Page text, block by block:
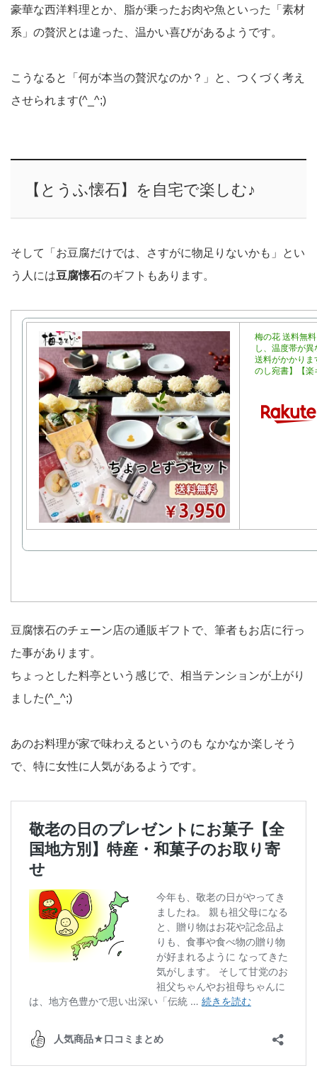
豪華な西洋料理とか、脂が乗ったお肉や魚といった「素材
系」の贅沢とは違った、温かい喜びがあるようです。
こうなると「何が本当の贅沢なのか？」と、つくづく考え
させられます(^_^;)
【とうふ懐石】を自宅で楽しむ♪
そして「お豆腐だけでは、さすがに物足りないかも」とい
う人には豆腐懐石のギフトもあります。
梅の花 送料無
し、温度帯が
送料がかかり
のし宛書】【
豆腐懐石のチェーン店の通販ギフトで、筆者もお店に行っ
た事があります。
ちょっとした料亭という感じで、相当テンションが上がり
ました(^_^;)
あのお料理が家で味わえるというのも なかなか楽しそう
で、特に女性に人気があるようです。